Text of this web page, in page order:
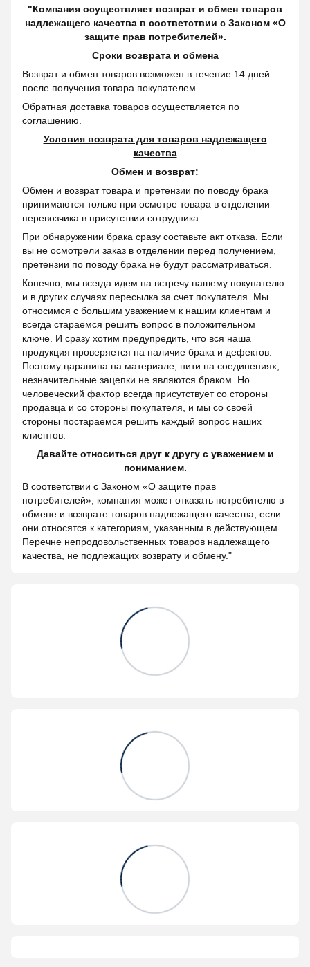
"Компания осуществляет возврат и обмен товаров
надлежащего качества в соответствии с Законом «О
защите прав потребителей».
Сроки возврата и обмена
Возврат и обмен товаров возможен в течение 14 дней
после получения товара покупателем.
Обратная доставка товаров осуществляется по
соглашению.
Условия возврата для товаров надлежащего
качества
Обмен и возврат:
Обмен и возврат товара и претензии по поводу брака
принимаются только при осмотре товара в отделении
перевозчика в присутствии сотрудника.
При обнаружении брака сразу составьте акт отказа. Если
вы не осмотрели заказ в отделении перед получением,
претензии по поводу брака не будут рассматриваться.
Конечно, мы всегда идем на встречу нашему покупателю
и в других случаях пересылка за счет покупателя. Мы
относимся с большим уважением к нашим клиентам и
всегда стараемся решить вопрос в положительном
ключе. И сразу хотим предупредить, что вся наша
продукция проверяется на наличие брака и дефектов.
Поэтому царапина на материале, нити на соединениях,
незначительные зацепки не являются браком. Но
человеческий фактор всегда присутствует со стороны
продавца и со стороны покупателя, и мы со своей
стороны постараемся решить каждый вопрос наших
клиентов.
Давайте относиться друг к другу с уважением и
пониманием.
В соответствии с Законом «О защите прав
потребителей», компания может отказать потребителю в
обмене и возврате товаров надлежащего качества, если
они относятся к категориям, указанным в действующем
Перечне непродовольственных товаров надлежащего
качества, не подлежащих возврату и обмену."